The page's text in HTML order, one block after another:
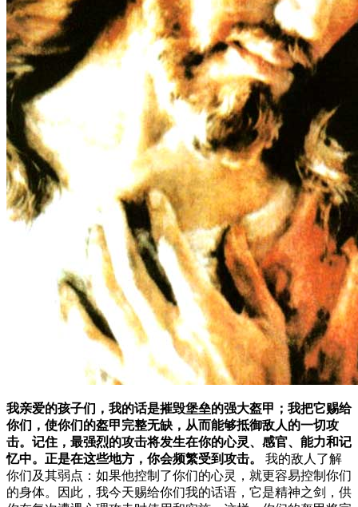
我亲爱的孩子们，我的话是摧毁堡垒的强大盔甲；我把它赐给
你们，使你们的盔甲完整无缺，从而能够抵御敌人的一切攻
击。记住，最强烈的攻击将发生在你的心灵、感官、能力和记
忆中。正是在这些地方，你会频繁受到攻击。
我的敌人了解
你们及其弱点：如果他控制了你们的心灵，就更容易控制你们
的身体。因此，我今天赐给你们我的话语，它是精神之剑，供